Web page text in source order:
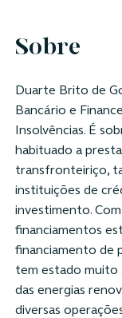
Sobre
Duarte Brito de
Bancário e
Insolvências. É
habituado a
transfronteiriço,
instituições de
investimento.
financiamentos
financiamento de
tem estado muito
das energias
diversas